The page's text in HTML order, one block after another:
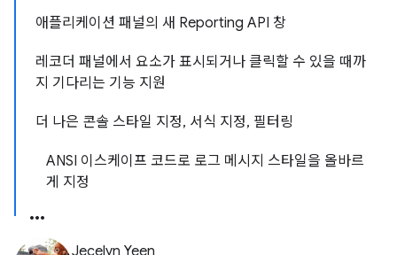
애플리케이션 패널의 새 Reporting API 창
레코더 패널에서 요소가 표시되거나 클릭할 수 있을 때까
지 기다리는 기능 지원
더 나은 콘솔 스타일 지정, 서식 지정, 필터링
ANSI 이스케이프 코드로 로그 메시지 스타일을 올바르
게 지정
Jecelyn Yeen